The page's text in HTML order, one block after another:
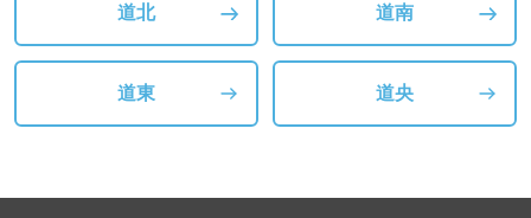
道北 道南
道東 道央